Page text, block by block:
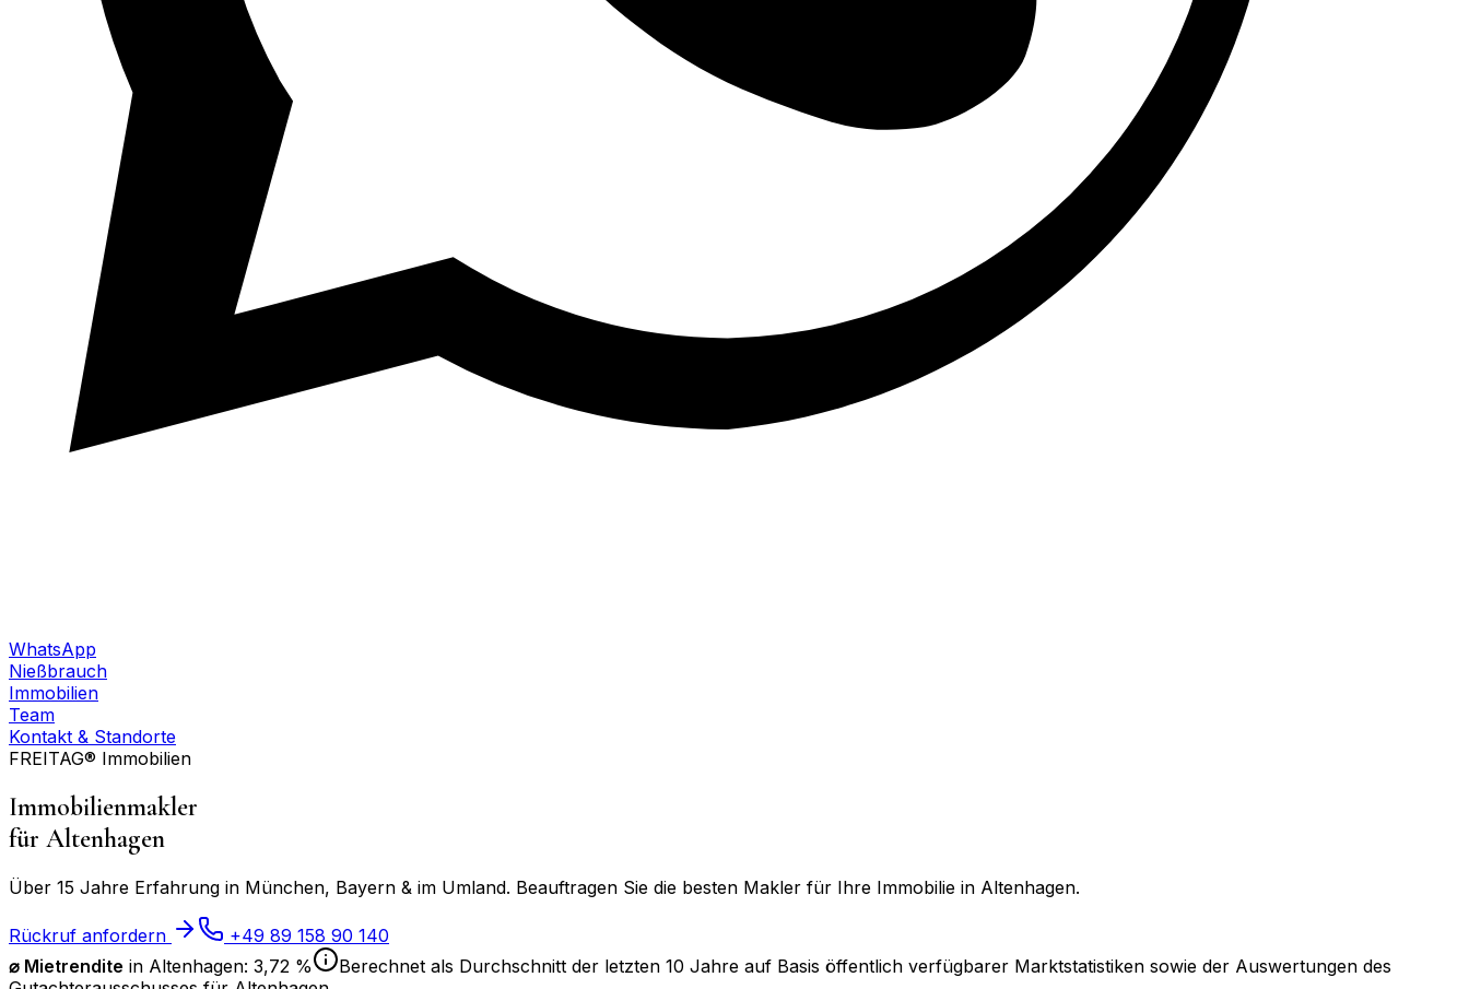
WhatsApp
Nießbrauch
Immobilien
Team
Kontakt & Standorte
FREITAG® Immobilien
Immobilienmakler
für Altenhagen
Über 15 Jahre Erfahrung in München, Bayern & im Umland. Beauftragen Sie die besten Makler für Ihre Immobilie in Altenhagen.
Rückruf anfordern
+49 89 158 90 140
⌀ Mietrendite in Altenhagen: 3,72 %
Berechnet als Durchschnitt der letzten 10 Jahre auf Basis öffentlich verfügbarer Marktstatistiken sowie der Auswertungen des